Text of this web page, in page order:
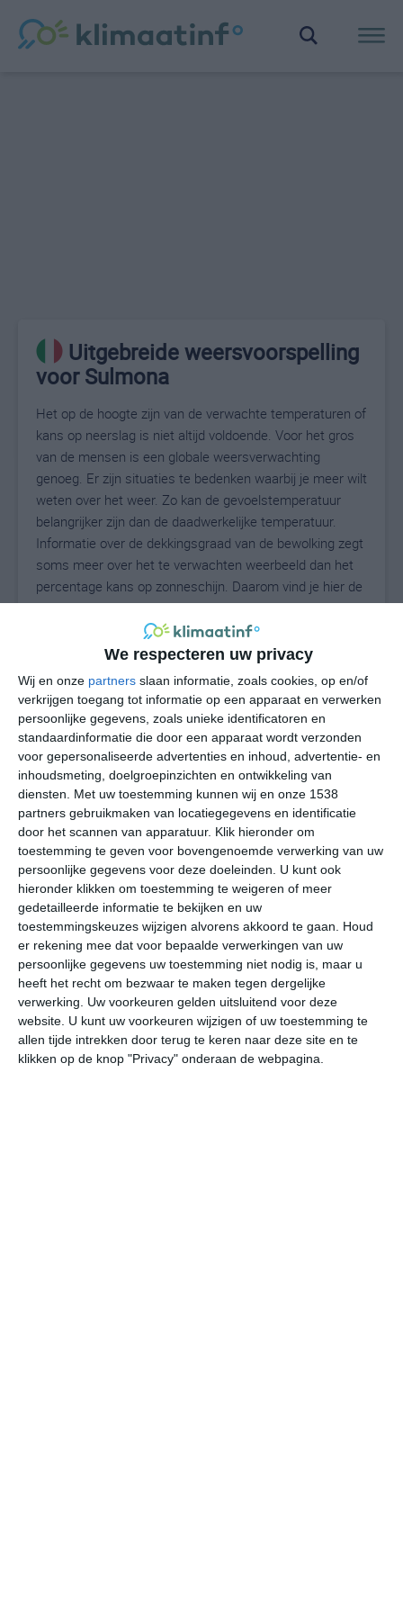
We respecteren uw privacy
Wij en onze partners slaan informatie, zoals cookies, op en/of
verkrijgen toegang tot informatie op een apparaat en verwerken
persoonlijke gegevens, zoals unieke identificatoren en
standaardinformatie die door een apparaat wordt verzonden
voor gepersonaliseerde advertenties en inhoud, advertentie- en
inhoudsmeting, doelgroepinzichten en ontwikkeling van
diensten. Met uw toestemming kunnen wij en onze 1538
partners gebruikmaken van locatiegegevens en identificatie
door het scannen van apparatuur. Klik hieronder om
toestemming te geven voor bovengenoemde verwerking van uw
persoonlijke gegevens voor deze doeleinden. U kunt ook
hieronder klikken om toestemming te weigeren of meer
gedetailleerde informatie te bekijken en uw
toestemmingskeuzes wijzigen alvorens akkoord te gaan. Houd
er rekening mee dat voor bepaalde verwerkingen van uw
persoonlijke gegevens uw toestemming niet nodig is, maar u
heeft het recht om bezwaar te maken tegen dergelijke
verwerking. Uw voorkeuren gelden uitsluitend voor deze
website. U kunt uw voorkeuren wijzigen of uw toestemming te
allen tijde intrekken door terug te keren naar deze site en te
klikken op de knop "Privacy" onderaan de webpagina.
Uitgebreide weersvoorspelling
voor Sulmona
Het op de hoogte zijn van de verwachte temperaturen of
kans op neerslag is niet altijd voldoende. Voor het gros
van de mensen is een globale weersverwachting
genoeg. Er zijn situaties te bedenken waarbij je meer wilt
weten over het weer. Zo kan de gevoelstemperatuur
belangrijker zijn dan de daadwerkelijke temperatuur.
Informatie over de dekkingsgraad van de bewolking zegt
soms meer over het te verwachten weerbeeld dan het
percentage kans op zonneschijn. Daarom vind je hier de
uitgebreide weersvoorspelling voor Sulmona.
25°C
vr
33° 20°
za
32° 19° 31° 17°
ma
33° 19° 33°
27°C 32°C 33°C 27°C 23°C
09:00 18:00
09:00 12:00 15:00 18:00 21:00